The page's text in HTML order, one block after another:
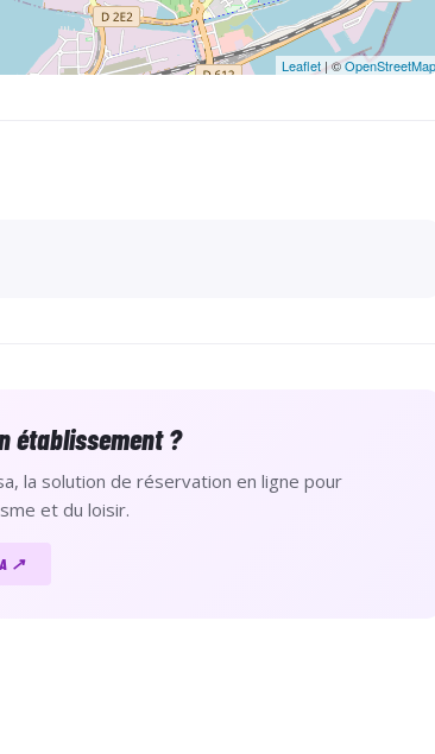
Leaflet | ©OpenStreetMap
établissement ?
la solution de réservation en ligne pour
et du loisir.
↗